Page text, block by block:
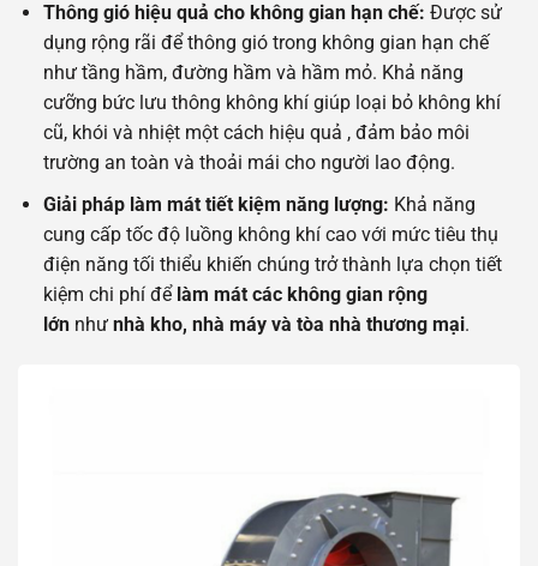
Thông gió hiệu quả cho không gian hạn chế: Được sử
dụng rộng rãi để thông gió trong không gian hạn chế
như tầng hầm, đường hầm và hầm mỏ. Khả năng
cưỡng bức lưu thông không khí giúp loại bỏ không khí
cũ, khói và nhiệt một cách hiệu quả , đảm bảo môi
trường an toàn và thoải mái cho người lao động.
Giải pháp làm mát tiết kiệm năng lượng: Khả năng
cung cấp tốc độ luồng không khí cao với mức tiêu thụ
điện năng tối thiểu khiến chúng trở thành lựa chọn tiết
kiệm chi phí để làm mát các không gian rộng
lớnnhư nhà kho, nhà máy và tòa nhà thương mại.